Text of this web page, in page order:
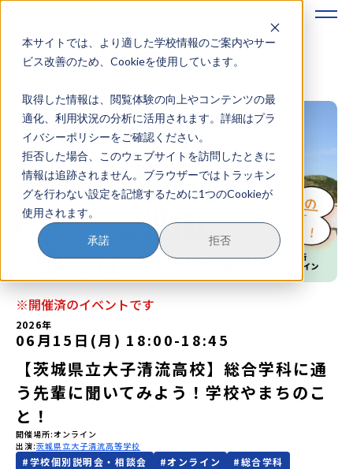
本サイトでは、より適した学校情報のご案内やサー
ビス改善のため、Cookieを使用しています。
取得した情報は、閲覧体験の向上やコンテンツの最
適化、利用状況の分析に活用されます。詳細はプラ
イバシーポリシーをご確認ください。
拒否した場合、このウェブサイトを訪問したときに
情報は追跡されません。ブラウザーではトラッキン
グを行わない設定を記憶するために1つのCookieが
使用されます。
承諾 拒否
地域みらい留学のすすめかた
地域みらい留学とは
学校を探す
イベントを探す
おためし地域留学
マガジン
奨学金について
イベント参加方法
※開催済のイベントです
2026年
06月15日(月) 18:00-18:45
【茨城県立大子清流高校】総合学科に通
う先輩に聞いてみよう！学校やまちのこ
と！
開催場所 オンライン
出演 茨城県立大子清流高等学校
#学校個別説明会・相談会 #オンライン #総合学科